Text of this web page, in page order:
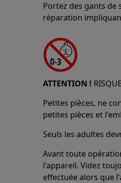
Portez des gants de
réparation
ATTENTION !
Petites pièces, ne
petites pièces et
Seuls les adultes
Avant toute
l'appareil. Videz
effectuée alors que